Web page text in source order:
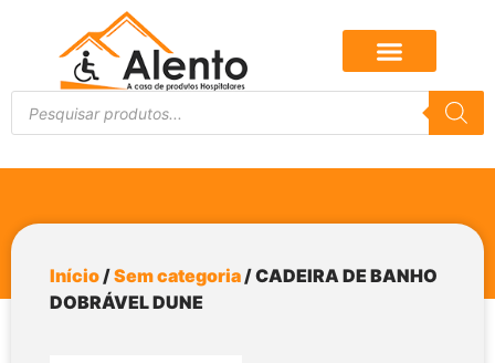
Início/Sem categoria/ CADEIRA DE BANHO
DOBRÁVEL DUNE